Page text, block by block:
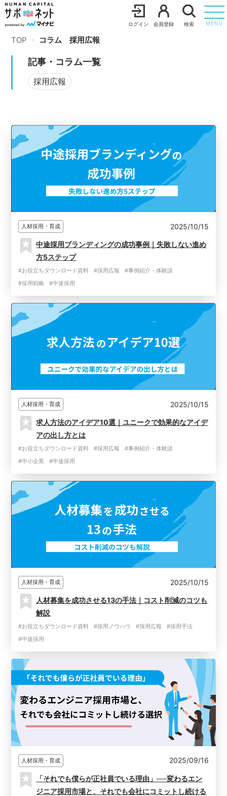
ログイン 会員登録 検索 MENU
TOP コラム採用広報
記事・コラム一覧
採用広報
人材採用・育成 2025/10/15
中途採用ブランディングの成功事例｜失敗しない進め
方5ステップ
#お役立ちダウンロード資料 #採用広報
#事例紹介・体験談
#採用戦略
#中途採用
人材採用・育成 2025/10/15
求人方法のアイデア10選｜ユニークで効果的なアイデ
アの出し方とは
#お役立ちダウンロード資料 #採用広報
#事例紹介・体験談
#中小企業
#中途採用
人材採用・育成 2025/10/15
人材募集を成功させる13の手法｜コスト削減のコツも
解説
#お役立ちダウンロード資料 #採用ノウハウ #採用広報
#採用手法
#中途採用
人材採用・育成 2025/09/16
「それでも僕らが正社員でいる理由」──変わるエン
ジニア採用市場と、それでも会社にコミットし続ける